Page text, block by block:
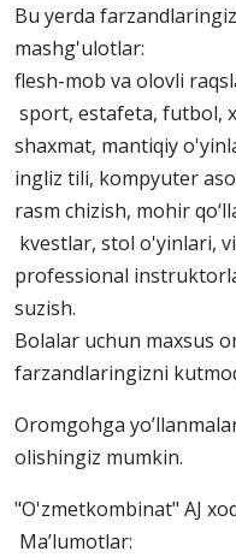
Bu yerda
mashg'ulotlar:
flesh-mob va olovli
sport, estafeta, futbol,
shaxmat, mantiqiy
ingliz tili, kompyuter
rasm chizish, mohir
kvestlar, stol o'yinlari,
professional
suzish.
Bolalar uchun maxsus
farzandlaringizni
Oromgohga
olishingiz mumkin.
"O'zmetkombinat" AJ
Ma’lumotlar: